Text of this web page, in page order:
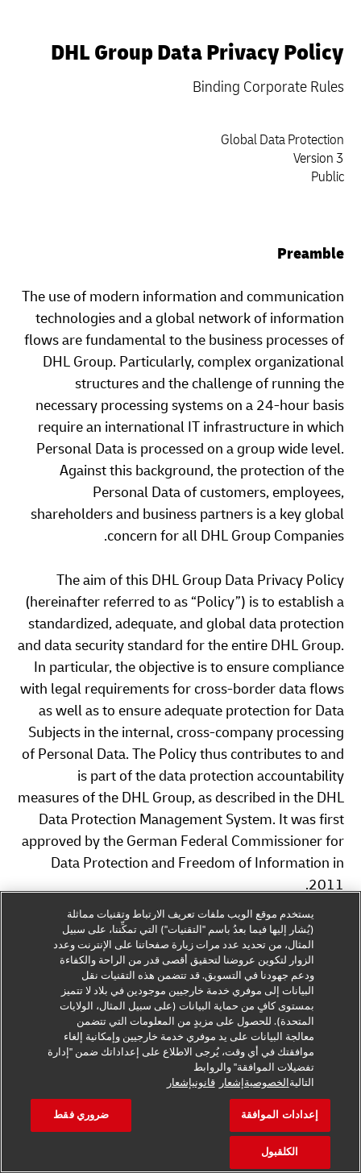
DHL Group Data Privacy Policy
Binding Corporate Rules
Global Data Protection
Version 3
Public
Preamble
The use of modern information and communication
technologies and a global network of information
flows are fundamental to the business processes of
DHL Group. Particularly, complex organizational
structures and the challenge of running the
necessary processing systems on a 24-hour basis
require an international IT infrastructure in which
Personal Data is processed on a group wide level.
Against this background, the protection of the
Personal Data of customers, employees,
shareholders and business partners is a key global
concern for all DHL Group Companies.
The aim of this DHL Group Data Privacy Policy
(hereinafter referred to as “Policy”) is to establish a
standardized, adequate, and global data protection
and data security standard for the entire DHL Group.
In particular, the objective is to ensure compliance
with legal requirements for cross-border data flows
as well as to ensure adequate protection for Data
Subjects in the internal, cross-company processing
of Personal Data. The Policy thus contributes to and
is part of the data protection accountability
measures of the DHL Group, as described in the DHL
Data Protection Management System. It was first
approved by the German Federal Commissioner for
Data Protection and Freedom of Information in
2011.
DHL Group Companies are aware that they are
perceived as a single unit in many areas and are
therefore committed to sharing responsibility for
implementing the Policy by handling Personal Data
in a reliable and secure manner in order to
contribute to the commercial success of the DHL
Group and its reputation towards Data Subjects.
يستخدم موقع الويب ملفات تعريف الارتباط وتقنيات مماثلة
(يُشار إليها فيما بعدُ باسم "التقنيات") التي تمكِّننا، على سبيل
المثال، من تحديد عدد مرات زيارة صفحاتنا على الإنترنت وعدد
الزوار لتكوين عروضنا لتحقيق أقصى قدر من الراحة والكفاءة
ودعم جهودنا في التسويق. قد تتضمن هذه التقنيات نقل
البيانات إلى موفري خدمة خارجيين موجودين في بلاد لا تتميز
بمستوى كافٍ من حماية البيانات (على سبيل المثال، الولايات
المتحدة). للحصول على مزيدٍ من المعلومات التي تتضمن
معالجة البيانات على يد موفري خدمة خارجيين وإمكانية إلغاء
موافقتك في أي وقت، يُرجى الاطلاع على إعداداتك ضمن "إدارة
تفضيلات الموافقة" والروابط
التالية الخصوصيةإشعار قانونيإشعار
إعدادات الموافقة ضروري فقط
الكلقبول